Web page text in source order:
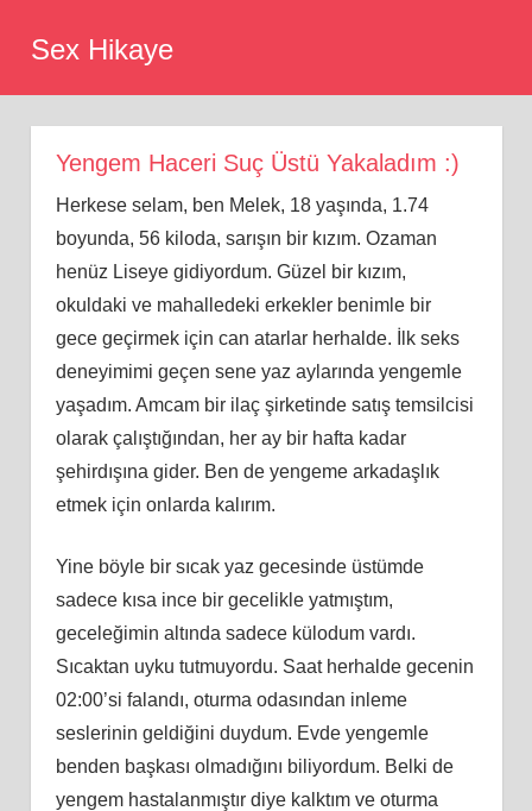
Sex Hikaye
Yengem Haceri Suç Üstü Yakaladım :)
Herkese selam, ben Melek, 18 yaşında, 1.74
boyunda, 56 kiloda, sarışın bir kızım. Ozaman
henüz Liseye gidiyordum. Güzel bir kızım,
okuldaki ve mahalledeki erkekler benimle bir
gece geçirmek için can atarlar herhalde. İlk seks
deneyimimi geçen sene yaz aylarında yengemle
yaşadım. Amcam bir ilaç şirketinde satış temsilcisi
olarak çalıştığından, her ay bir hafta kadar
şehirdışına gider. Ben de yengeme arkadaşlık
etmek için onlarda kalırım.
Yine böyle bir sıcak yaz gecesinde üstümde
sadece kısa ince bir gecelikle yatmıştım,
geceleğimin altında sadece külodum vardı.
Sıcaktan uyku tutmuyordu. Saat herhalde gecenin
02:00’si falandı, oturma odasından inleme
seslerinin geldiğini duydum. Evde yengemle
benden başkası olmadığını biliyordum. Belki de
yengem hastalanmıştır diye kalktım ve oturma